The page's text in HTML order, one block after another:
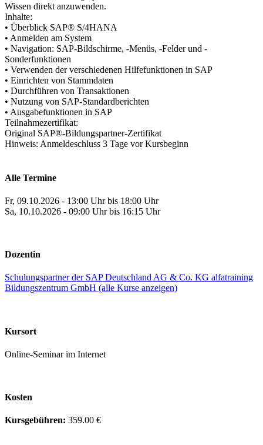
Wissen direkt anzuwenden.
Inhalte:
• Überblick SAP® S/4HANA
• Anmelden am System
• Navigation: SAP-Bildschirme, -Menüs, -Felder und -
Sonderfunktionen
• Verwenden der verschiedenen Hilfefunktionen in SAP
• Einrichten von Stammdaten
• Durchführen von Transaktionen
• Nutzung von SAP-Standardberichten
• Ausgabefunktionen in SAP
Teilnahmezertifikat:
Original SAP®-Bildungspartner-Zertifikat
Hinweis: Anmeldeschluss 3 Tage vor Kursbeginn
Alle Termine
Fr, 09.10.2026 - 13:00 Uhr bis 18:00 Uhr
Sa, 10.10.2026 - 09:00 Uhr bis 16:15 Uhr
Dozentin
Schulungspartner der SAP Deutschland AG & Co. KG alfatraining
Bildungszentrum GmbH (alle Kurse anzeigen)
Kursort
Online-Seminar im Internet
Kosten
Kursgebühren: 359.00 €